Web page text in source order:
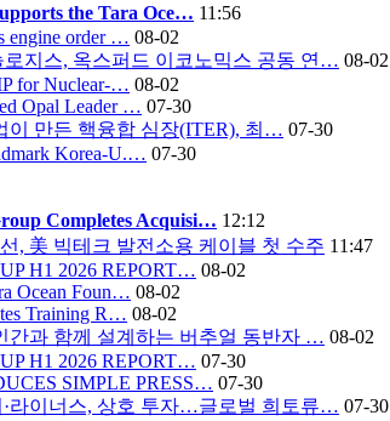
the Tara Oce… 11:56
engine order … 08-02
로지스, 옥스퍼드 이코노믹스 공동 연… 08-02
for Nuclear-… 08-02
Opal Leader … 07-30
이 만든 핵융합 심장(ITER), 최… 07-30
Korea-U.… 07-30
Completes Acquisi… 12:12
, 美 빅테크 발전소용 케이블 첫 수주 11:47
H1 2026 REPORT… 08-02
Ocean Foun… 08-02
Training R… 08-02
간과 함께 설계하는 버추얼 동반자 … 08-02
H1 2026 REPORT… 07-30
SIMPLE PRESS… 07-30
·라이너스, 상호 투자…글로벌 희토류… 07-30